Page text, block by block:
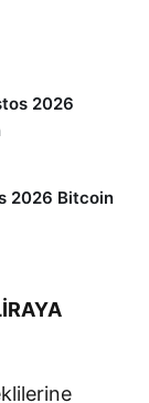
2026
2026 Bitcoin